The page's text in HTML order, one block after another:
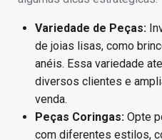
Variedade de Peças:
de joias lisas, como
anéis. Essa variedade
diversos clientes e
venda.
Peças Coringas: Opte
com diferentes estilos,